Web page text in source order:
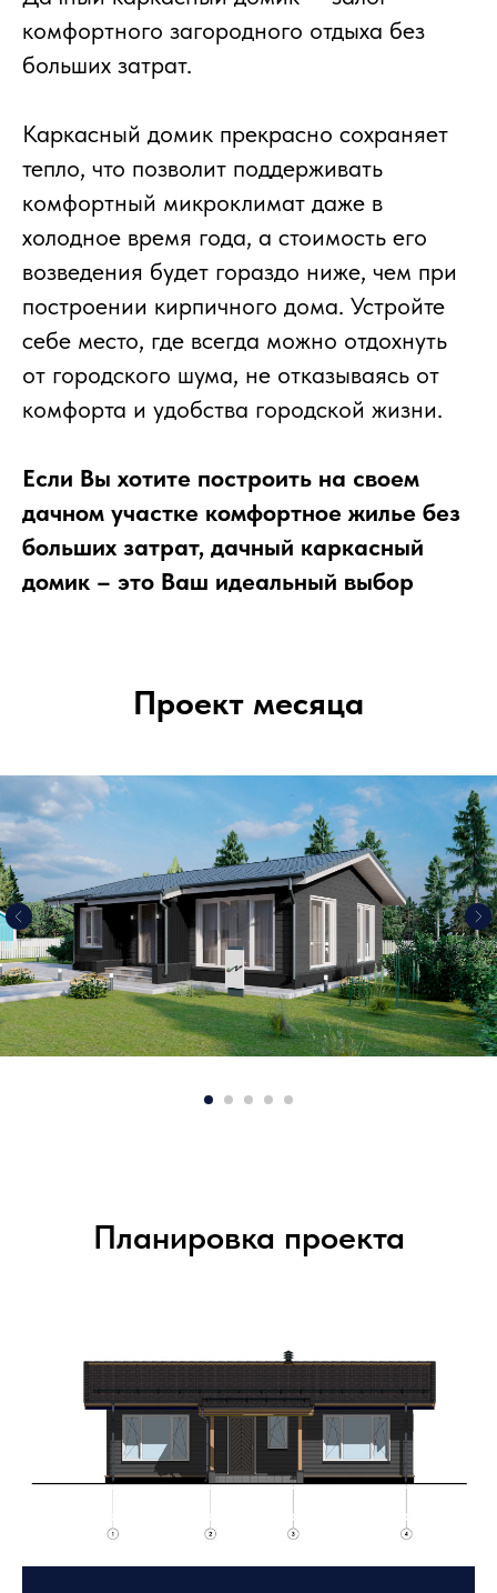
комфортного загородного отдыха без
больших затрат.
Каркасный домик прекрасно сохраняет
тепло, что позволит поддерживать
комфортный микроклимат даже в
холодное время года, а стоимость его
возведения будет гораздо ниже, чем при
построении кирпичного дома. Устройте
себе место, где всегда можно отдохнуть
от городского шума, не отказываясь от
комфорта и удобства городской жизни.
Если Вы хотите построить на своем
дачном участке комфортное жилье без
больших затрат, дачный каркасный
домик – это Ваш идеальный выбор
Проект месяца
Планировка проекта